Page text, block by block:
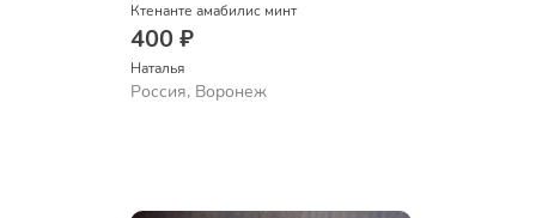
Ктенанте амабилис минт
400 ₽
Наталья
Россия, Воронеж